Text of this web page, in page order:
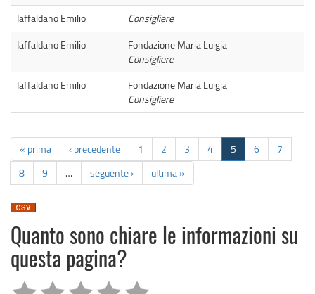
Iaffaldano Emilio
Consigliere
Iaffaldano Emilio
Fondazione Maria Luigia
Consigliere
Iaffaldano Emilio
Fondazione Maria Luigia
Consigliere
« prima ‹ precedente 1 2 3 4 5 6
7
8
9 … seguente › ultima »
Quanto sono chiare le informazioni su
questa pagina?